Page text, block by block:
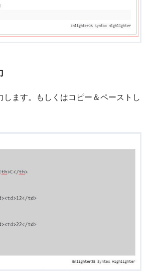
します。もしくはコピー＆ペーストし